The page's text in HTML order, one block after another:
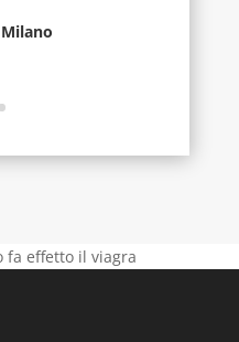
fa effetto il viagra